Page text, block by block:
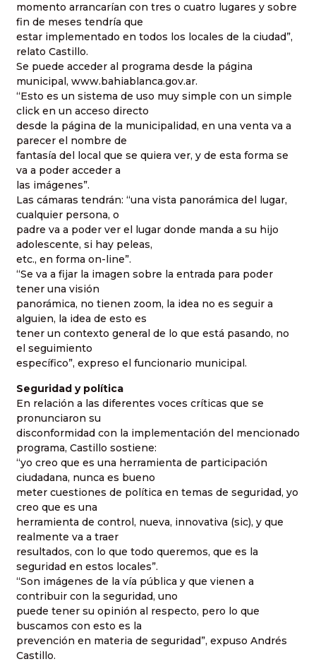
momento arrancarían con tres o cuatro lugares y sobre
fin de meses tendría que
estar implementado en todos los locales de la ciudad”,
relato Castillo.
Se puede acceder al programa desde la página
municipal, www.bahiablanca.gov.ar.
“Esto es un sistema de uso muy simple con un simple
click en un acceso directo
desde la página de la municipalidad, en una venta va a
parecer el nombre de
fantasía del local que se quiera ver, y de esta forma se
va a poder acceder a
las imágenes”.
Las cámaras tendrán: “una vista panorámica del lugar,
cualquier persona, o
padre va a poder ver el lugar donde manda a su hijo
adolescente, si hay peleas,
etc., en forma on-line”.
“Se va a fijar la imagen sobre la entrada para poder
tener una visión
panorámica, no tienen zoom, la idea no es seguir a
alguien, la idea de esto es
tener un contexto general de lo que está pasando, no
el seguimiento
específico”, expreso el funcionario municipal.
Seguridad y política
En relación a las diferentes voces críticas que se
pronunciaron su
disconformidad con la implementación del mencionado
programa, Castillo sostiene:
“yo creo que es una herramienta de participación
ciudadana, nunca es bueno
meter cuestiones de política en temas de seguridad, yo
creo que es una
herramienta de control, nueva, innovativa (sic), y que
realmente va a traer
resultados, con lo que todo queremos, que es la
seguridad en estos locales”.
“Son imágenes de la vía pública y que vienen a
contribuir con la seguridad, uno
puede tener su opinión al respecto, pero lo que
buscamos con esto es la
prevención en materia de seguridad”, expuso Andrés
Castillo.